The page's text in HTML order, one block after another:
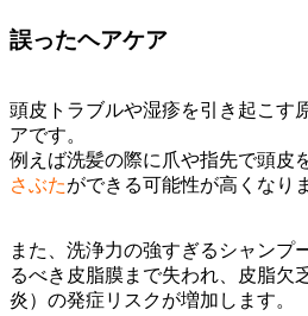
誤ったヘアケア
頭皮トラブルや湿疹を引き起こす
アです。
例えば洗髪の際に爪や指先で頭皮
さぶたができる可能性が高くなり
また、洗浄力の強すぎるシャンプ
るべき皮脂膜まで失われ、皮脂欠
炎）の発症リスクが増加します。